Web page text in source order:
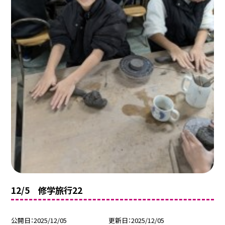
12/5 修学旅行22
公開日 2025/12/05 更新日 2025/12/05